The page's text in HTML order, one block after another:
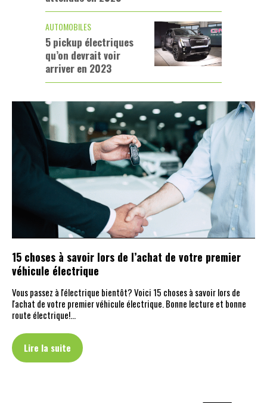
AUTOMOBILES
5 pickup électriques
qu’on devrait voir
arriver en 2023
15 choses à savoir lors de l’achat de votre premier
véhicule électrique
Vous passez à l'électrique bientôt? Voici 15 choses à savoir lors de
l'achat de votre premier véhicule électrique. Bonne lecture et bonne
route électrique!…
Lire la suite